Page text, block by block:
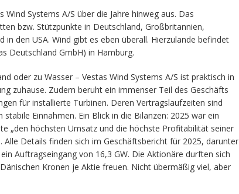
Systems A/S über die Jahre hinweg aus. Das
bzw. Stützpunkte in Deutschland, Großbritannien,
in den USA. Wind gibt es eben überall. Hierzulande befindet
Deutschland GmbH) in Hamburg.
oder zu Wasser – Vestas Wind Systems A/S ist praktisch in
zuhause. Zudem beruht ein immenser Teil des Geschäfts
für installierte Turbinen. Deren Vertragslaufzeiten sind
Einnahmen. Ein Blick in die Bilanzen: 2025 war ein
„den höchsten Umsatz und die höchste Profitabilität seiner
Alle Details finden sich im Geschäftsbericht für 2025, darunter
Auftragseingang von 16,3 GW. Die Aktionäre durften sich
Kronen je Aktie freuen. Nicht übermäßig viel, aber